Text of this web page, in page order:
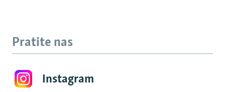
Pratite nas
Instagram